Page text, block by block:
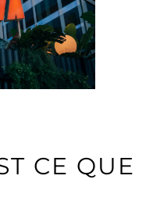
CE QUE